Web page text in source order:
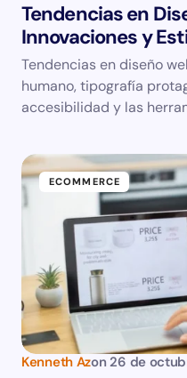
Tendencias en
Innovaciones y
Tendencias en diseño
humano, tipografía
accesibilidad y las
ECOMMERCE
Kenneth Azon 26 de